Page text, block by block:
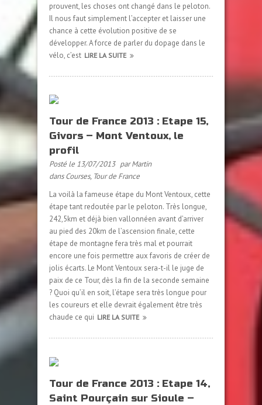
prouvent, les choses ont changé dans le peloton.
Il nous faut simplement l’accepter et laisser une
chance à cette évolution positive de se
développer. A force de parler du dopage dans le
vélo, c’est LIRE LA SUITE
Tour de France 2013 : Etape 15,
Givors – Mont Ventoux, le
profil
Posté le 13/07/2013 par Martin
dansCourses, Tour de France
La voilà la fameuse étape du Mont Ventoux, cette
étape tant redoutée par le peloton. Très longue,
242,5km et déjà bien vallonnéen avant d’arriver
au pied des 20km de l’ascension finale, cette
étape de montagne fera très mal et pourrait
encore une fois permettre aux favoris de créer de
jolis écarts. Le Mont Ventoux sera-t-il le juge de
paix de ce Tour, dès la fin de la seconde semaine
? Quoi qu’il en soit, l’étape sera très longue pour
les coureurs et elle devrait également être très
chaude ce qui LIRE LA SUITE
Tour de France 2013 : Etape 14,
Saint Pourçain sur Sioule –